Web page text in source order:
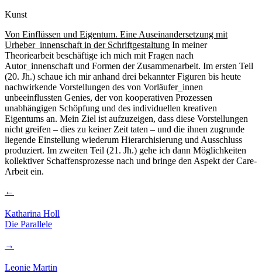
Kunst
Von Einflüssen und Eigentum. Eine Auseinandersetzung mit
Urheber_innenschaft in der Schriftgestaltung In meiner
Theoriearbeit beschäftige ich mich mit Fragen nach
Autor_innenschaft und Formen der Zusammenarbeit. Im ersten Teil
(20. Jh.) schaue ich mir anhand drei bekannter Figuren bis heute
nachwirkende Vorstellungen des von Vorläufer_innen
unbeeinflussten Genies, der von kooperativen Prozessen
unabhängigen Schöpfung und des individuellen kreativen
Eigentums an. Mein Ziel ist aufzuzeigen, dass diese Vorstellungen
nicht greifen – dies zu keiner Zeit taten – und die ihnen zugrunde
liegende Einstellung wiederum Hierarchisierung und Ausschluss
produziert. Im zweiten Teil (21. Jh.) gehe ich dann Möglichkeiten
kollektiver Schaffensprozesse nach und bringe den Aspekt der Care-
Arbeit ein.
←
Katharina Holl
Die Parallele
→
Leonie Martin